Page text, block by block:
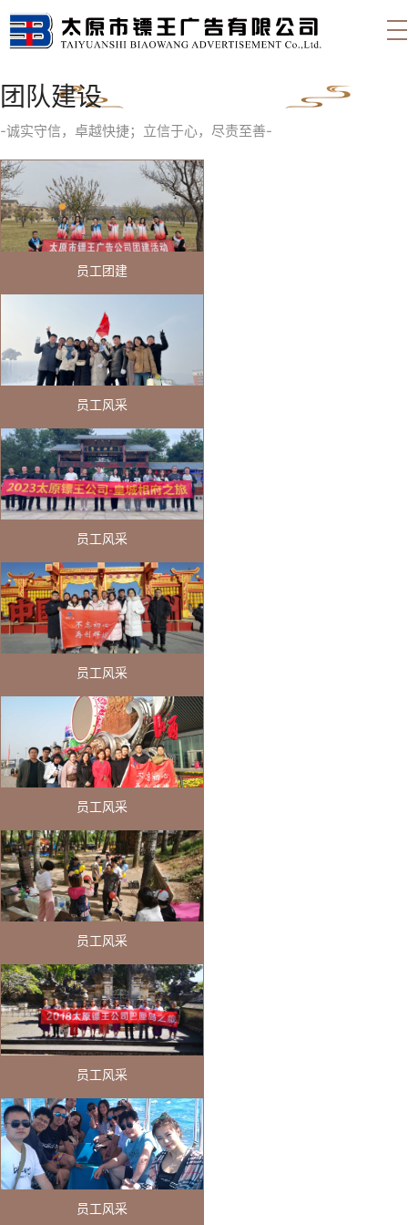
团队建设
-诚实守信，卓越快捷；立信于心，尽责至善-
员工团建
员工风采
员工风采
员工风采
员工风采
员工风采
员工风采
员工风采